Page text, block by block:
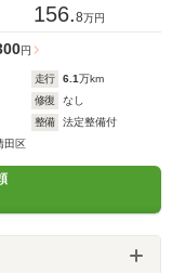
156.8万円
円
走行 6.1万km
修復
なし
整備
法定整備付
田区